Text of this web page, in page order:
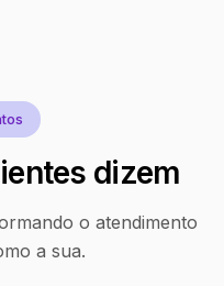
dizem
o atendimento
a sua.